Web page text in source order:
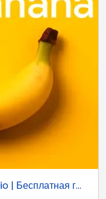
| Бесплатная г...